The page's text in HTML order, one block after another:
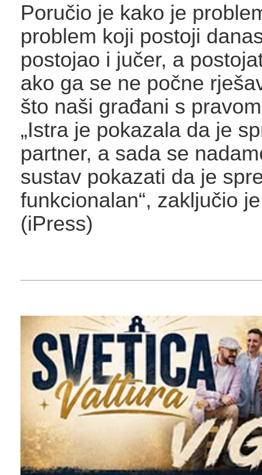
Poručio je kako je
problem koji postoji
postojao i jučer, a
ako ga se ne počne
što naši građani s
„Istra je pokazala da je
partner, a sada se
sustav pokazati da je
funkcionalan“, zaključio
(iPress)